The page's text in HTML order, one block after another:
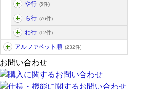
や行 (5件)
ら行 (76件)
わ行 (12件)
アルファベット順 (232件)
お問い合わせ